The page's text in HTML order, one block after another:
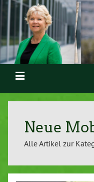
Neue
Alle Artikel zur